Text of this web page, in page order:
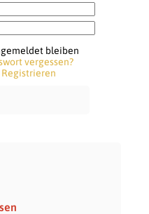
bleiben
vergessen?
Registrieren